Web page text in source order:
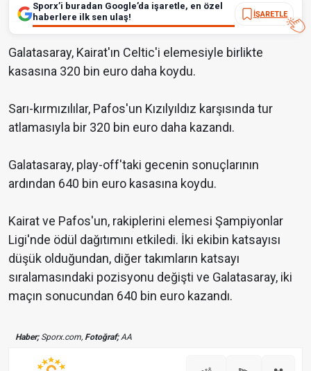
Sporx’i buradan Google’da işaretle, en özel
haberlere ilk sen ulaş!
İŞARETLE
Galatasaray, Kairat'ın Celtic'i elemesiyle birlikte
kasasına 320 bin euro daha koydu.
Sarı-kırmızılılar, Pafos'un Kızılyıldız karşısında tur
atlamasıyla bir 320 bin euro daha kazandı.
Galatasaray, play-off'taki gecenin sonuçlarının
ardından 640 bin euro kasasına koydu.
Kairat ve Pafos'un, rakiplerini elemesi Şampiyonlar
Ligi'nde ödül dağıtımını etkiledi. İki ekibin katsayısı
düşük olduğundan, diğer takımların katsayı
sıralamasındaki pozisyonu değişti ve Galatasaray, iki
maçın sonucundan 640 bin euro kazandı.
Haber;Sporx.com, Fotoğraf;AA